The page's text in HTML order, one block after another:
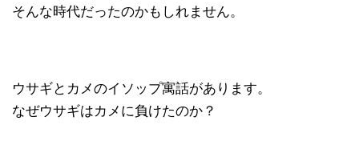
そんな時代だったのかもしれません。
ウサギとカメのイソップ寓話があります。
なぜウサギはカメに負けたのか？